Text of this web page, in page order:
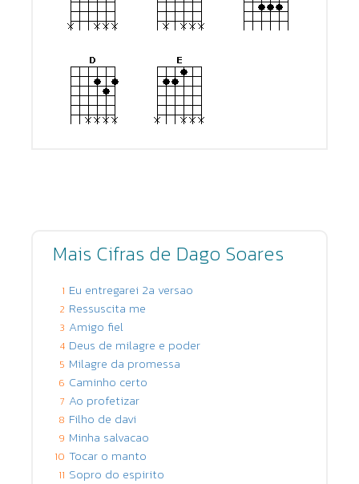
Mais Cifras de Dago Soares
1 Eu entregarei 2a versao
2 Ressuscita me
3 Amigo fiel
4 Deus de milagre e poder
5 Milagre da promessa
6 Caminho certo
7 Ao profetizar
8 Filho de davi
9 Minha salvacao
10 Tocar o manto
11 Sopro do espirito